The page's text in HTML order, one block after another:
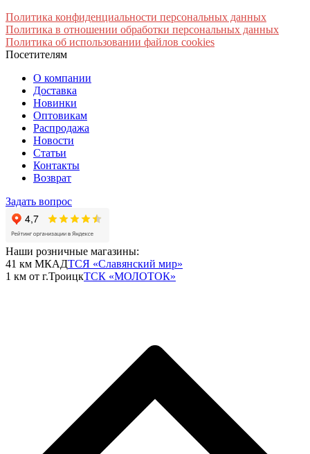
Политика конфиденциальности персональных данных
Политика в отношении обработки персональных данных
Политика об использовании файлов cookies
Посетителям
О компании
Доставка
Новинки
Оптовикам
Распродажа
Новости
Статьи
Контакты
Возврат
Задать вопрос
Наши розничные магазины:
41 км МКАДТСЯ «Славянский мир»
1 км от г.ТроицкТСК «МОЛОТОК»